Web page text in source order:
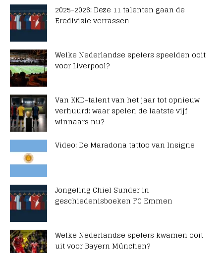
2025-2026: Deze 11 talenten gaan de
Eredivisie verrassen
Welke Nederlandse spelers speelden ooit
voor Liverpool?
Van KKD-talent van het jaar tot opnieuw
verhuurd: waar spelen de laatste vijf
winnaars nu?
Video: De Maradona tattoo van Insigne
Jongeling Chiel Sunder in
geschiedenisboeken FC Emmen
Welke Nederlandse spelers kwamen ooit
uit voor Bayern München?